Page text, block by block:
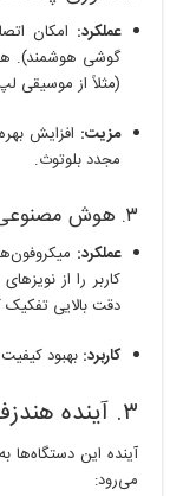
عملکرد: امکان
گوشی هوشمند).
(مثلاً از موسیقی
مزیت: افزایش
مجدد بلوتوث.
۳. هوش مصنوعی در میکروفون‌ها (AI-Powered Mics)
عملکرد:
کاربر را از
دقت بالایی
کاربرد: بهبود
۳. آینده هندزفری‌های هوشمند
آینده این
می‌رود: